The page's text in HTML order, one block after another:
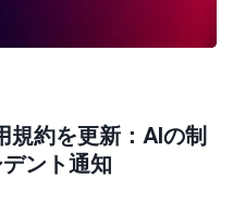
規約を更新：AIの制
ント通知